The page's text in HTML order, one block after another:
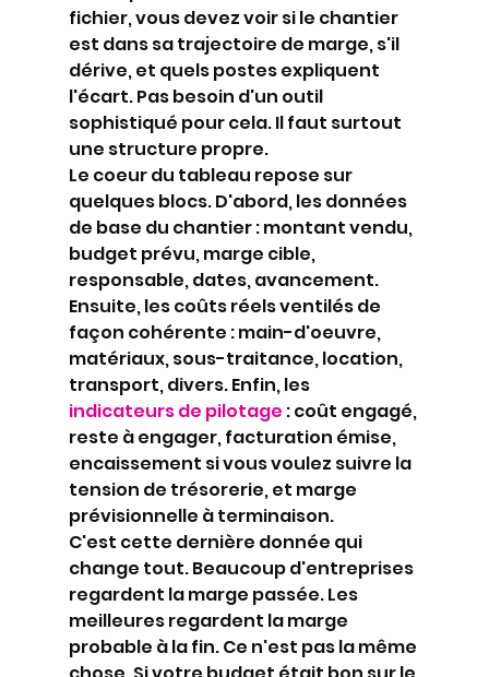
fichier, vous devez voir si le chantier
est dans sa trajectoire de marge, s'il
dérive, et quels postes expliquent
l'écart. Pas besoin d'un outil
sophistiqué pour cela. Il faut surtout
une structure propre.
Le coeur du tableau repose sur
quelques blocs. D'abord, les données
de base du chantier : montant vendu,
budget prévu, marge cible,
responsable, dates, avancement.
Ensuite, les coûts réels ventilés de
façon cohérente : main-d'oeuvre,
matériaux, sous-traitance, location,
transport, divers. Enfin, les
indicateurs de pilotage : coût engagé,
reste à engager, facturation émise,
encaissement si vous voulez suivre la
tension de trésorerie, et marge
prévisionnelle à terminaison.
C'est cette dernière donnée qui
change tout. Beaucoup d'entreprises
regardent la marge passée. Les
meilleures regardent la marge
probable à la fin. Ce n'est pas la même